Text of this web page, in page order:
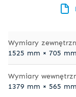
Wymiary
1525 mm × 705
Wymiary
1379 mm × 565